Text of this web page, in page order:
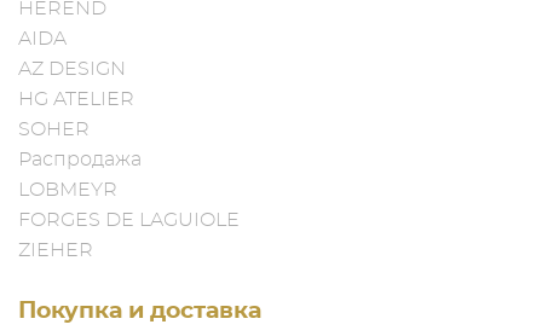
HEREND
AIDA
AZ DESIGN
HG ATELIER
SOHER
Распродажа
LOBMEYR
FORGES DE LAGUIOLE
ZIEHER
Покупка и доставка